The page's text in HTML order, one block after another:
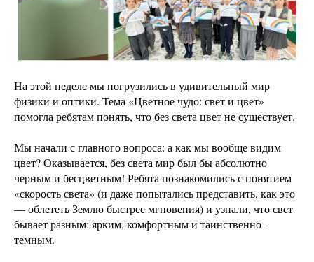
На этой неделе мы погрузились в удивительный мир
физики и оптики. Тема «Цветное чудо: свет и цвет»
помогла ребятам понять, что без света цвет не существует.
Мы начали с главного вопроса: а как мы вообще видим
цвет? Оказывается, без света мир был бы абсолютно
черным и бесцветным! Ребята познакомились с понятием
«скорость света» (и даже попытались представить, как это
— облететь Землю быстрее мгновения) и узнали, что свет
бывает разным: ярким, комфортным и таинственно-
темным.